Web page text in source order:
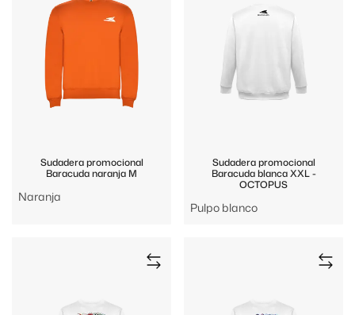
Sudadera promocional
Baracuda naranja M
Naranja
Sudadera promocional
Baracuda blanca XXL -
OCTOPUS
Pulpo blanco